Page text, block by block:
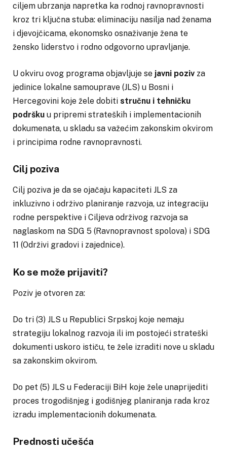
ciljem ubrzanja napretka ka rodnoj ravnopravnosti
kroz tri ključna stuba: eliminaciju nasilja nad ženama
i djevojčicama, ekonomsko osnaživanje žena te
žensko liderstvo i rodno odgovorno upravljanje.
U okviru ovog programa objavljuje se javni poziv za
jedinice lokalne samouprave (JLS) u Bosni i
Hercegovini koje žele dobiti stručnu i tehničku
podršku u pripremi strateških i implementacionih
dokumenata, u skladu sa važećim zakonskim okvirom
i principima rodne ravnopravnosti.
Cilj poziva
Cilj poziva je da se ojačaju kapaciteti JLS za
inkluzivno i održivo planiranje razvoja, uz integraciju
rodne perspektive i Ciljeva održivog razvoja sa
naglaskom na SDG 5 (Ravnopravnost spolova) i SDG
11 (Održivi gradovi i zajednice).
Ko se može prijaviti?
Poziv je otvoren za:
Do tri (3) JLS u Republici Srpskoj koje nemaju
strategiju lokalnog razvoja ili im postojeći strateški
dokumenti uskoro ističu, te žele izraditi nove u skladu
sa zakonskim okvirom.
Do pet (5) JLS u Federaciji BiH koje žele unaprijediti
proces trogodišnjeg i godišnjeg planiranja rada kroz
izradu implementacionih dokumenata.
Prednosti učešća